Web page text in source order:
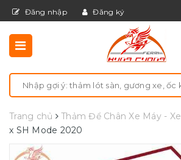
Đăng nhập Đăng ký
Trang chủ Thảm Để Chân Xe Máy -
x SH Mode 2020